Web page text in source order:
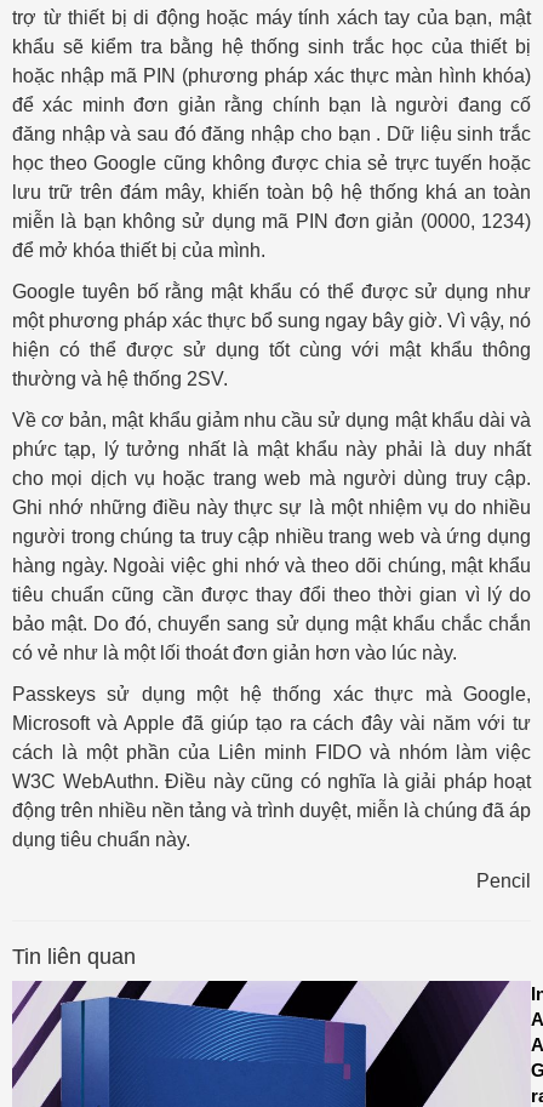
trợ từ thiết bị di động hoặc máy tính xách tay của bạn, mật
khẩu sẽ kiểm tra bằng hệ thống sinh trắc học của thiết bị
hoặc nhập mã PIN (phương pháp xác thực màn hình khóa)
để xác minh đơn giản rằng chính bạn là người đang cố
đăng nhập và sau đó đăng nhập cho bạn . Dữ liệu sinh trắc
học theo Google cũng không được chia sẻ trực tuyến hoặc
lưu trữ trên đám mây, khiến toàn bộ hệ thống khá an toàn
miễn là bạn không sử dụng mã PIN đơn giản (0000, 1234)
để mở khóa thiết bị của mình.
Google tuyên bố rằng mật khẩu có thể được sử dụng như
một phương pháp xác thực bổ sung ngay bây giờ. Vì vậy, nó
hiện có thể được sử dụng tốt cùng với mật khẩu thông
thường và hệ thống 2SV.
Về cơ bản, mật khẩu giảm nhu cầu sử dụng mật khẩu dài và
phức tạp, lý tưởng nhất là mật khẩu này phải là duy nhất
cho mọi dịch vụ hoặc trang web mà người dùng truy cập.
Ghi nhớ những điều này thực sự là một nhiệm vụ do nhiều
người trong chúng ta truy cập nhiều trang web và ứng dụng
hàng ngày. Ngoài việc ghi nhớ và theo dõi chúng, mật khẩu
tiêu chuẩn cũng cần được thay đổi theo thời gian vì lý do
bảo mật. Do đó, chuyển sang sử dụng mật khẩu chắc chắn
có vẻ như là một lối thoát đơn giản hơn vào lúc này.
Passkeys sử dụng một hệ thống xác thực mà Google,
Microsoft và Apple đã giúp tạo ra cách đây vài năm với tư
cách là một phần của Liên minh FIDO và nhóm làm việc
W3C WebAuthn. Điều này cũng có nghĩa là giải pháp hoạt
động trên nhiều nền tảng và trình duyệt, miễn là chúng đã áp
dụng tiêu chuẩn này.
Pencil
Tin liên quan